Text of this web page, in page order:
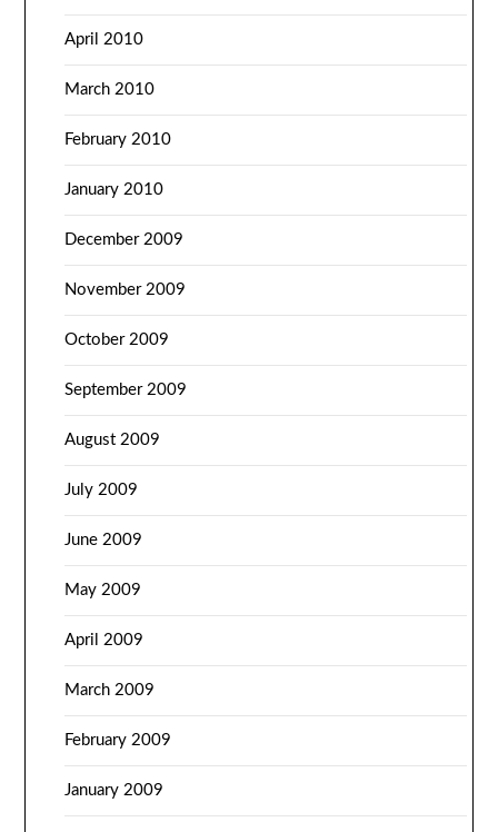
April 2010
March 2010
February 2010
January 2010
December 2009
November 2009
October 2009
September 2009
August 2009
July 2009
June 2009
May 2009
April 2009
March 2009
February 2009
January 2009